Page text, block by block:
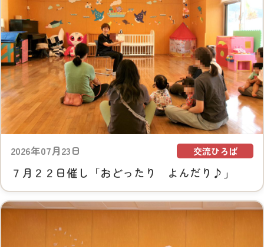
2026年07月23日 交流ひろば
７月２２日催し「おどったり よんだり♪」